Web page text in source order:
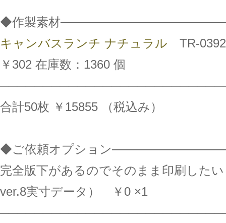
◆作製素材
キャンバスランチ ナチュラル TR-
￥302 在庫数：1360 個
合計50枚 ￥15855 （税込み）
◆ご依頼オプション
完全版下があるのでそのまま印刷した
ver.8実寸データ） ￥0 ×1